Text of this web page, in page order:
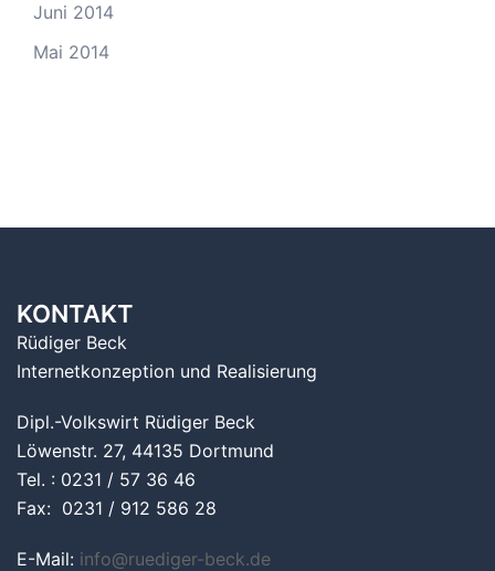
Juni 2014
Mai 2014
KONTAKT
Rüdiger Beck
Internetkonzeption und Realisierung
Dipl.-Volkswirt Rüdiger Beck
Löwenstr. 27, 44135 Dortmund
Tel. : 0231 / 57 36 46
Fax: 0231 / 912 586 28
E-Mail: info@ruediger-beck.de